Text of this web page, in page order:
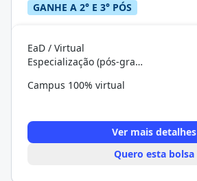
GANHE A 2° E 3° PÓS
EaD / Virtual
Especialização (pós-graduação)
Campus 100% virtual
Ver mais detalhes
Quero esta bolsa